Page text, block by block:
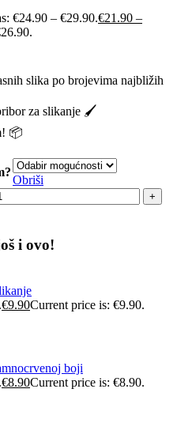
€24.90 – €29.90.€21.90 –
slika po brojevima najbližih
za slikanje 🖌️
📦
Obriši
i ovo!
€9.90Current price is: €9.90.
boji
€8.90Current price is: €8.90.